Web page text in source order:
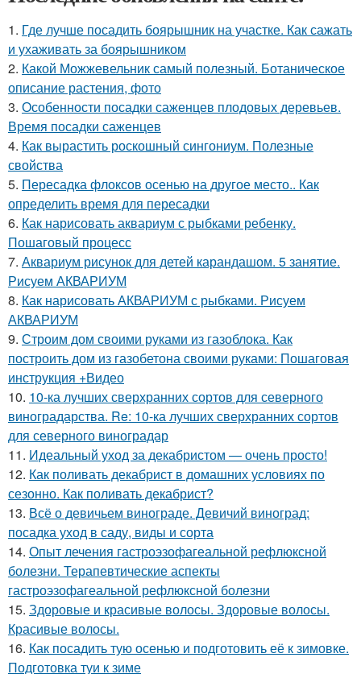
1. Где лучше посадить боярышник на участке. Как сажать
и ухаживать за боярышником
2. Какой Можжевельник самый полезный. Ботаническое
описание растения, фото
3. Особенности посадки саженцев плодовых деревьев.
Время посадки саженцев
4. Как вырастить роскошный сингониум. Полезные
свойства
5. Пересадка флоксов осенью на другое место.. Как
определить время для пересадки
6. Как нарисовать аквариум с рыбками ребенку.
Пошаговый процесс
7. Аквариум рисунок для детей карандашом. 5 занятие.
Рисуем АКВАРИУМ
8. Как нарисовать АКВАРИУМ с рыбками. Рисуем
АКВАРИУМ
9. Строим дом своими руками из газоблока. Как
построить дом из газобетона своими руками: Пошаговая
инструкция +Видео
10. 10-ка лучших сверхранних сортов для северного
виноградарства. Re: 10-ка лучших сверхранних сортов
для северного виноградар
11. Идеальный уход за декабристом — очень просто!
12. Как поливать декабрист в домашних условиях по
сезонно. Как поливать декабрист?
13. Всё о девичьем винограде. Девичий виноград:
посадка уход в саду, виды и сорта
14. Опыт лечения гастроэзофагеальной рефлюксной
болезни. Терапевтические аспекты
гастроэзофагеальной рефлюксной болезни
15. Здоровые и красивые волосы. Здоровые волосы.
Красивые волосы.
16. Как посадить тую осенью и подготовить её к зимовке.
Подготовка туи к зиме